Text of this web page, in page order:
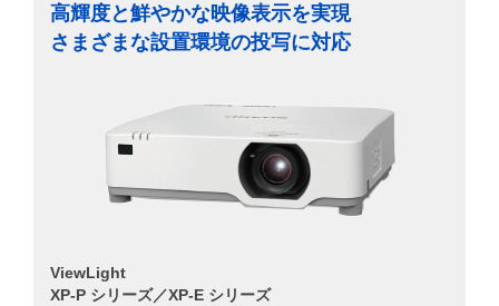
高輝度と鮮やかな映像表示を実現
さまざまな設置環境の投写に対応
ViewLight
XP-P シリーズ／XP-E シリーズ